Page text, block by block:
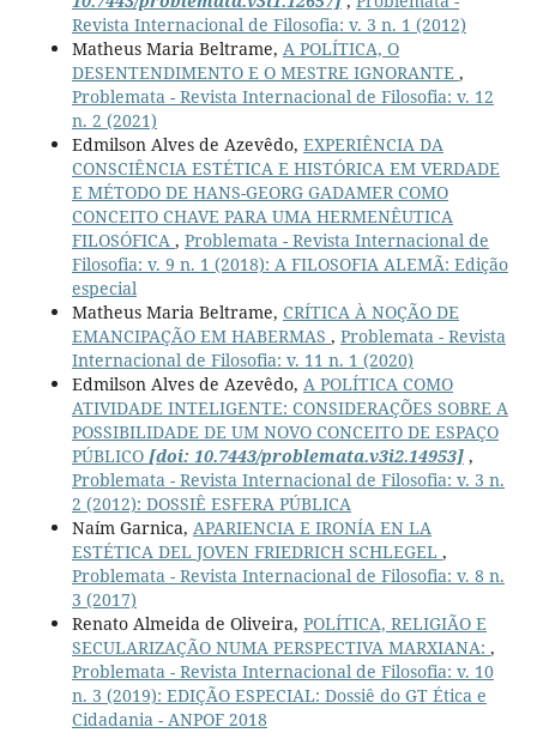
Revista Internacional de Filosofia: v. 3 n. 1 (2012)
Matheus Maria Beltrame, A POLÍTICA, O
DESENTENDIMENTO E O MESTRE IGNORANTE ,
Problemata - Revista Internacional de Filosofia: v. 12
n. 2 (2021)
Edmilson Alves de Azevêdo, EXPERIÊNCIA DA
CONSCIÊNCIA ESTÉTICA E HISTÓRICA EM VERDADE
E MÉTODO DE HANS-GEORG GADAMER COMO
CONCEITO CHAVE PARA UMA HERMENÊUTICA
FILOSÓFICA , Problemata - Revista Internacional de
Filosofia: v. 9 n. 1 (2018): A FILOSOFIA ALEMÃ: Edição
especial
Matheus Maria Beltrame, CRÍTICA À NOÇÃO DE
EMANCIPAÇÃO EM HABERMAS , Problemata - Revista
Internacional de Filosofia: v. 11 n. 1 (2020)
Edmilson Alves de Azevêdo, A POLÍTICA COMO
ATIVIDADE INTELIGENTE: CONSIDERAÇÕES SOBRE A
POSSIBILIDADE DE UM NOVO CONCEITO DE ESPAÇO
PÚBLICO [doi: 10.7443/problemata.v3i2.14953],
Problemata - Revista Internacional de Filosofia: v. 3 n.
2 (2012): DOSSIÊ ESFERA PÚBLICA
Naím Garnica, APARIENCIA E IRONÍA EN LA
ESTÉTICA DEL JOVEN FRIEDRICH SCHLEGEL ,
Problemata - Revista Internacional de Filosofia: v. 8 n.
3 (2017)
Renato Almeida de Oliveira, POLÍTICA, RELIGIÃO E
SECULARIZAÇÃO NUMA PERSPECTIVA MARXIANA: ,
Problemata - Revista Internacional de Filosofia: v. 10
n. 3 (2019): EDIÇÃO ESPECIAL: Dossiê do GT Ética e
Cidadania - ANPOF 2018